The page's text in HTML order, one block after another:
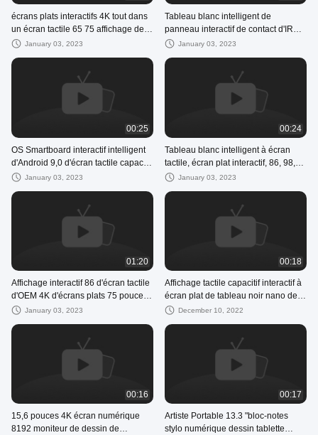
écrans plats interactifs 4K tout dans
un écran tactile 65 75 affichage de
86 pouces pour l'école
January 03, 2023
Tableau blanc intelligent de
panneau interactif de contact d'IR
pour l'éducation commerciale avec
January 03, 2023
00:25
OS Smartboard interactif intelligent
d'Android 9,0 d'écran tactile capacitif
à écran plat pour la conférence
January 03, 2023
00:24
Tableau blanc intelligent à écran
tactile, écran plat interactif, 86, 98,
110 pouces, TV LED 4K, caméra
January 03, 2023
01:20
Affichage interactif 86 d'écran tactile
d'OEM 4K d'écrans plats 75 pouces
de tableau blanc futé
January 03, 2023
00:18
Affichage tactile capacitif interactif à
écran plat de tableau noir nano de
tableau blanc intelligent
December 10, 2022
00:16
15,6 pouces 4K écran numérique
8192 moniteur de dessin de
00:17
Artiste Portable 13.3 "bloc-notes
stylo numérique dessin tablette